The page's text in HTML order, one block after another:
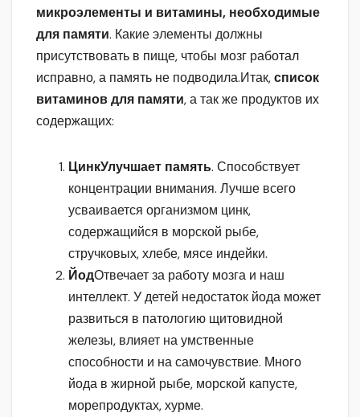
микроэлементы и витамины, необходимые
для памяти. Какие элементы должны
присутствовать в пище, чтобы мозг работал
исправно, а память не подводила.Итак,список
витаминов для памяти, а так же продуктов их
содержащих:
ЦинкУлучшает память. Способствует
концентрации внимания. Лучше всего
усваивается организмом цинк,
содержащийся в морской рыбе,
стручковых, хлебе, мясе индейки.
ЙодОтвечает за работу мозга и наш
интеллект. У детей недостаток йода может
развиться в патологию щитовидной
железы, влияет на умственные
способности и на самочувствие. Много
йода в жирной рыбе, морской капусте,
морепродуктах, хурме.